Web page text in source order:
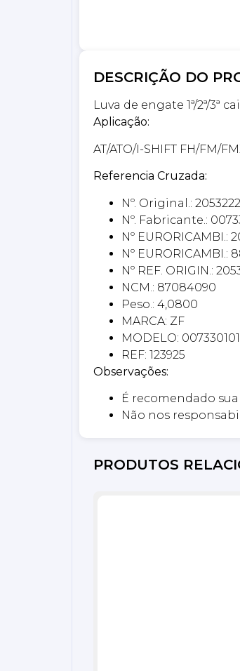
DESCRIÇÃO DO
Luva de engate 1ª/2ª/3ª
Aplicação:
AT/ATO/I-SHIFT FH/FM/
Referencia Cruzada:
Nº. Original.:
Nº. Fabricante.:
Nº EURORICAMBI.:
Nº EURORICAMBI.:
Nº REF. ORIGIN.:
NCM.: 87084090
Peso.: 4,0800
MARCA: ZF
MODELO:
REF: 123925
Observações:
É recomendado
Não nos
PRODUTOS